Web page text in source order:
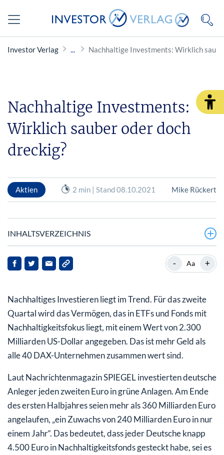
Investor Verlag Nachhaltige Investments: Wirklich
Nachhaltige Investments:
Wirklich sauber oder doch
dreckig?
Aktien 2 min | Stand 08.10.2021 Mike Rückert
INHALTSVERZEICHNIS
Ehemalige Nachhaltigkeitschefs von Blackrock und
DWS packen aus
- Aa +
Nachhaltiges Investieren liegt im Trend. Für das zweite
Quartal wird das Vermögen, das in ETFs und Fonds mit
Nachhaltigkeitsfokus liegt, mit einem Wert von 2.300
Milliarden US-Dollar angegeben. Das ist mehr Geld als
alle 40 DAX-Unternehmen zusammen wert sind.
Laut Nachrichtenmagazin SPIEGEL investierten deutsche
Anleger jeden zweiten Euro in grüne Anlagen. Am Ende
des ersten Halbjahres seien mehr als 360 Milliarden Euro
angelaufen, „ein Zuwachs von 240 Milliarden Euro in nur
einem Jahr“. Das bedeutet, dass jeder Deutsche knapp
4.500 Euro in Nachhaltigkeitsfonds gesteckt habe, sei es